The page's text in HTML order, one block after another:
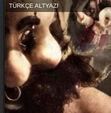
TÜRKÇE ALTYAZI